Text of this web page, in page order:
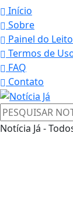
Início
Sobre
Painel do
Termos de
FAQ
Contato
Notícia Já -